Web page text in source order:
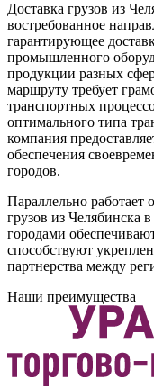
Доставка грузов из
востребованное
гарантирующее
промышленного
продукции разных
маршруту требует
транспортных
оптимального типа
компания
обеспечения
городов.
Параллельно работает
грузов из Челябинска
городами
способствуют
партнерства между
Наши преимущества